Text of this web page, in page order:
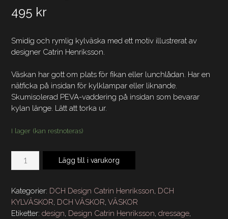
495 kr
Smidig och rymlig kylväska med ett motiv illustrerat av
designer Catrin Henriksson.
Väskan har gott om plats för fikan eller lunchlådan. Har en
nätficka på insidan för kylklampar eller liknande.
Skumisolerad PEVA-vaddering på insidan som bevarar
kylan länge. Lätt att torka ur.
I lager (kan restnoteras)
DCH
Dressage
mängd
Lägg till i varukorg
Kategorier: DCH Design Catrin Henriksson, DCH
KYLVÄSKOR, DCH VÄSKOR, VÄSKOR
Etiketter: design, Design Catrin Henriksson, dressage,